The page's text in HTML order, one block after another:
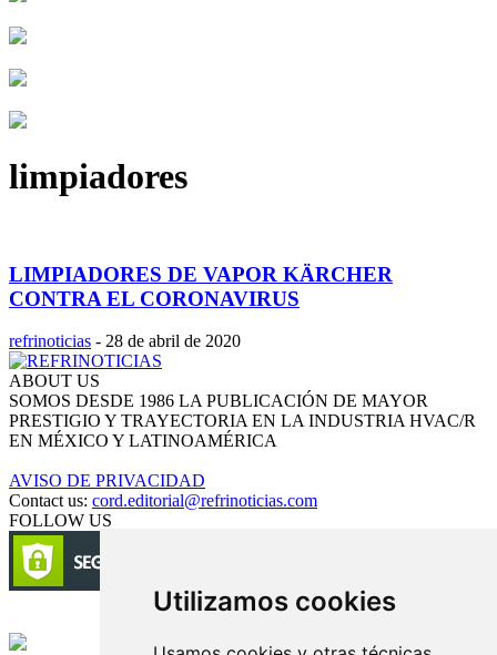
Utilizamos cookies
limpiadores
LIMPIADORES DE VAPOR KÄRCHER
CONTRA EL CORONAVIRUS
refrinoticias - 28 de abril de 2020
ABOUT US
SOMOS DESDE 1986 LA PUBLICACIÓN DE MAYOR
PRESTIGIO Y TRAYECTORIA EN LA INDUSTRIA HVAC/R
EN MÉXICO Y LATINOAMÉRICA
AVISO DE PRIVACIDAD
Contact us: cord.editorial@refrinoticias.com
FOLLOW US